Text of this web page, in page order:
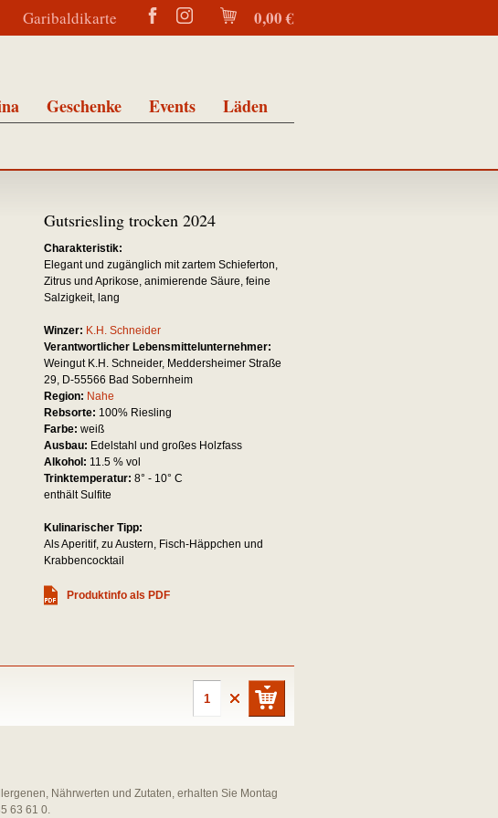
0,00 €
Garibaldikarte
Geschenke Events
Läden
Gutsriesling trocken 2024
Charakteristik:
Elegant und zugänglich mit zartem Schieferton,
Zitrus und Aprikose, animierende Säure, feine
Salzigkeit, lang
Winzer: K.H. Schneider
Verantwortlicher Lebensmittelunternehmer:
Weingut K.H. Schneider, Meddersheimer Straße
29, D-55566 Bad Sobernheim
Region: Nahe
Rebsorte: 100% Riesling
Farbe: weiß
Ausbau: Edelstahl und großes Holzfass
Alkohol: 11.5 % vol
Trinktemperatur: 8° - 10° C
enthält Sulfite
Kulinarischer Tipp:
Als Aperitif, zu Austern, Fisch-Häppchen und
Krabbencocktail
Produktinfo als PDF
Nährwerten und Zutaten, erhalten Sie Montag
63 61 0.